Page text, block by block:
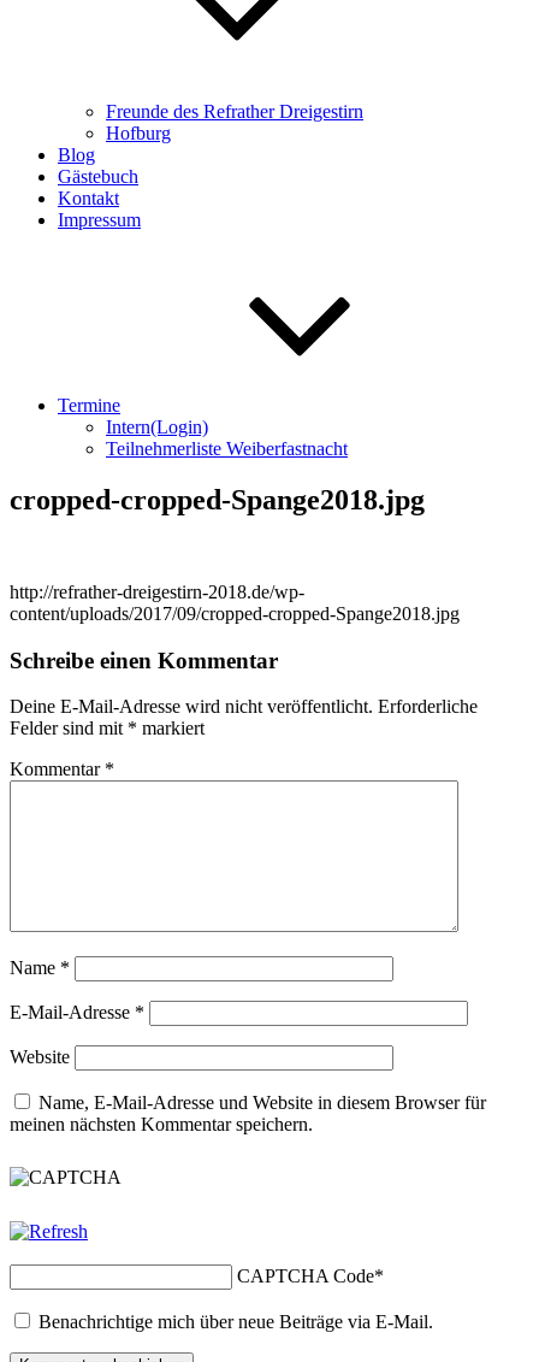
Freunde des Refrather Dreigestirn
Hofburg
Blog
Gästebuch
Kontakt
Impressum
Termine
Intern(Login)
Teilnehmerliste Weiberfastnacht
cropped-cropped-Spange2018.jpg
http://refrather-dreigestirn-2018.de/wp-
content/uploads/2017/09/cropped-cropped-Spange2018.jpg
Schreibe einen Kommentar
Deine E-Mail-Adresse wird nicht veröffentlicht. Erforderliche
Felder sind mit * markiert
Kommentar *
Name *
E-Mail-Adresse *
Website
Name, E-Mail-Adresse und Website in diesem Browser für
meinen nächsten Kommentar speichern.
CAPTCHA Code*
Benachrichtige mich über neue Beiträge via E-Mail.